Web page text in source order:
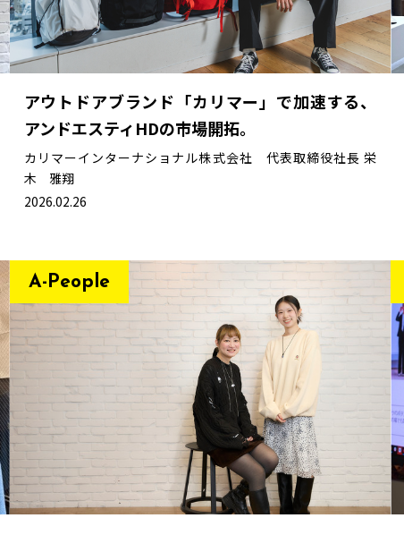
アウトドアブランド「カリマー」で加速する、
アンドエスティHDの市場開拓。
カリマーインターナショナル株式会社 代表取締役社長 栄
木 雅翔
2026.02.26
A-People